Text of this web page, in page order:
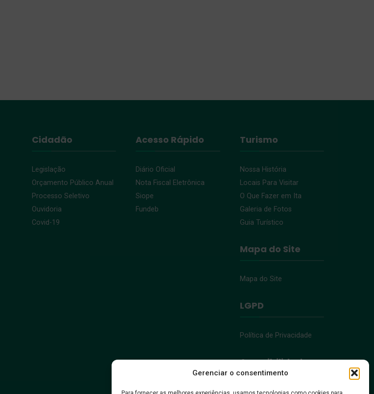
Gerenciar o consentimento
Cidadão
Legislação
Orçamento Público Anual
Processo Seletivo
Ouvidoria
Covid-19
Acesso Rápido
Diário Oficial
Nota Fiscal Eletrônica
Siope
Fundeb
Turismo
Nossa História
Locais Para Visitar
O Que Fazer em Ita
Galeria de Fotos
Guia Turístico
Mapa do Site
Mapa do Site
LGPD
Política de Privacidade
Acessibilidade
Acessibilidade